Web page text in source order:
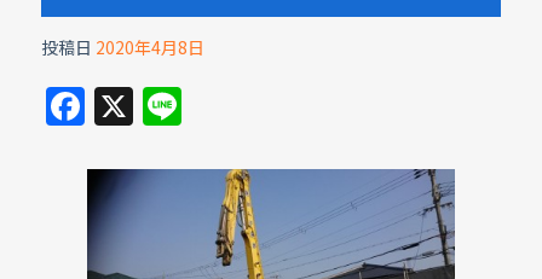
投稿日 2020年4月8日
F
a
c
e
b
X Li
e